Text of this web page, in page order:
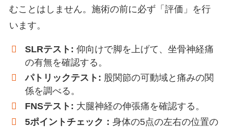
むことはしません。施術の前に必ず「評価」を行
います。
SLRテスト: 仰向けで脚を上げて、坐骨神経痛
の有無を確認する。
パトリックテスト: 股関節の可動域と痛みの関
係を調べる。
FNSテスト: 大腿神経の伸張痛を確認する。
5ポイントチェック：身体の5点の左右の位置の